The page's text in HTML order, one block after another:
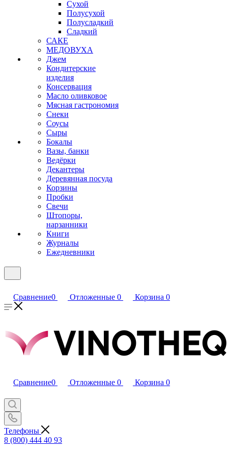
Сухой
Полусухой
Полусладкий
Сладкий
САКЕ
МЕДОВУХА
Джем
Кондитерские
изделия
Консервация
Масло оливковое
Мясная гастрономия
Снеки
Соусы
Сыры
Бокалы
Вазы, банки
Ведёрки
Декантеры
Деревянная посуда
Корзины
Пробки
Свечи
Штопоры,
нарзанники
Книги
Журналы
Ежедневники
Сравнение0 Отложенные 0 Корзина 0
Сравнение0 Отложенные 0 Корзина 0
Телефоны
8 (800) 444 40 93